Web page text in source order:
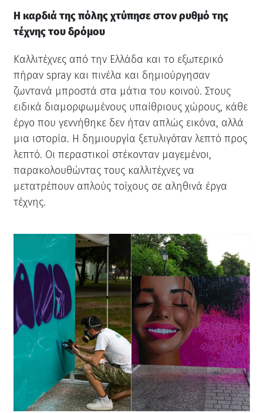
Η καρδιά της πόλης χτύπησε στον ρυθμό της
τέχνης του δρόμου
Καλλιτέχνες από την Ελλάδα και το εξωτερικό
πήραν spray και πινέλα και δημιούργησαν
ζωντανά μπροστά στα μάτια του κοινού. Στους
ειδικά διαμορφωμένους υπαίθριους χώρους, κάθε
έργο που γεννήθηκε δεν ήταν απλώς εικόνα, αλλά
μια ιστορία. Η δημιουργία ξετυλιγόταν λεπτό προς
λεπτό. Οι περαστικοί στέκονταν μαγεμένοι,
παρακολουθώντας τους καλλιτέχνες να
μετατρέπουν απλούς τοίχους σε αληθινά έργα
τέχνης.